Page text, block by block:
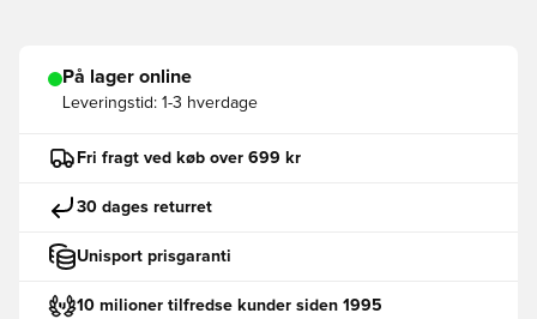
På lager online
Leveringstid: 1-3 hverdage
Fri fragt ved køb over 699 kr
30 dages returret
Unisport prisgaranti
10 milioner tilfredse kunder siden 1995